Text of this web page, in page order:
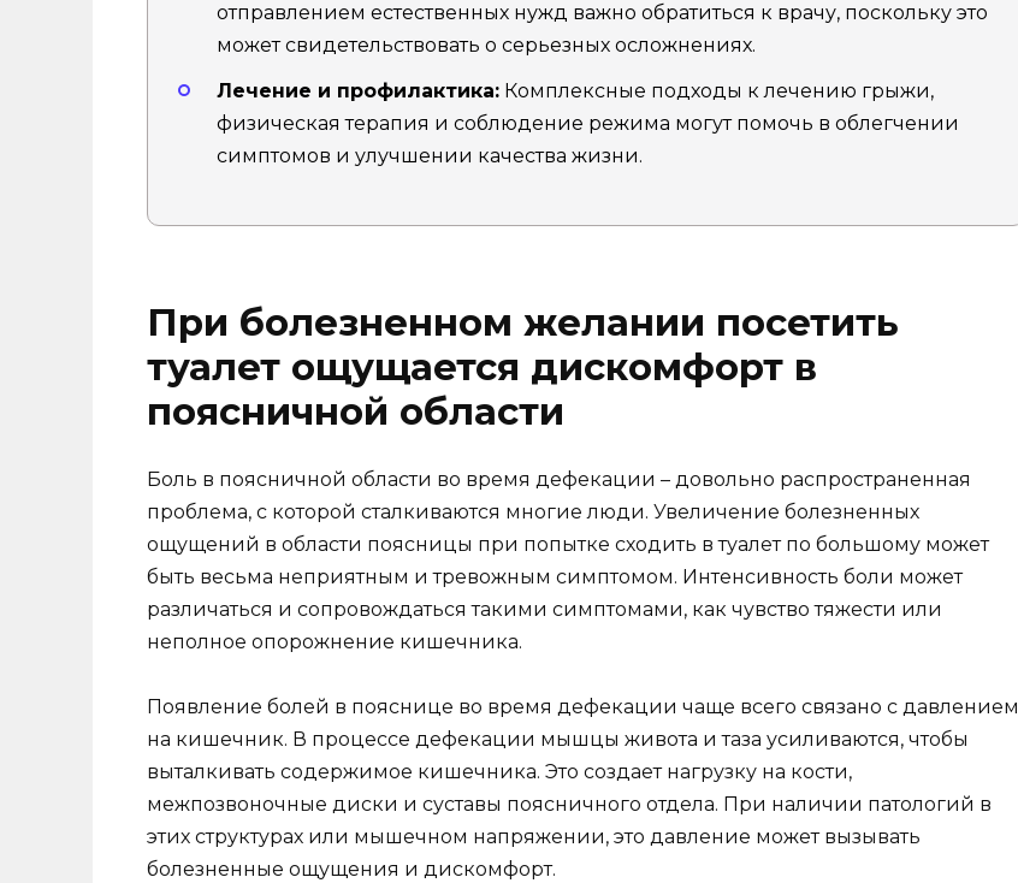
отправлением естественных нужд важно обратиться к врачу, поскольку это
может свидетельствовать о серьезных осложнениях.
Лечение и профилактика: Комплексные подходы к лечению грыжи,
физическая терапия и соблюдение режима могут помочь в облегчении
симптомов и улучшении качества жизни.
При болезненном желании посетить
туалет ощущается дискомфорт в
поясничной области
Боль в поясничной области во время дефекации – довольно распространенная
проблема, с которой сталкиваются многие люди. Увеличение болезненных
ощущений в области поясницы при попытке сходить в туалет по большому может
быть весьма неприятным и тревожным симптомом. Интенсивность боли может
различаться и сопровождаться такими симптомами, как чувство тяжести или
неполное опорожнение кишечника.
Появление болей в пояснице во время дефекации чаще всего связано с давлением
на кишечник. В процессе дефекации мышцы живота и таза усиливаются, чтобы
выталкивать содержимое кишечника. Это создает нагрузку на кости,
межпозвоночные диски и суставы поясничного отдела. При наличии патологий в
этих структурах или мышечном напряжении, это давление может вызывать
болезненные ощущения и дискомфорт.